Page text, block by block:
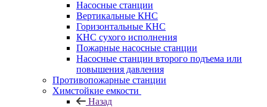
Насосные станции
Вертикальные КНС
Горизонтальные КНС
КНС сухого исполнения
Пожарные насосные станции
Насосные cтанции второго подъема или
повышения давления
Противопожарные станции
Химстойкие емкости
Назад